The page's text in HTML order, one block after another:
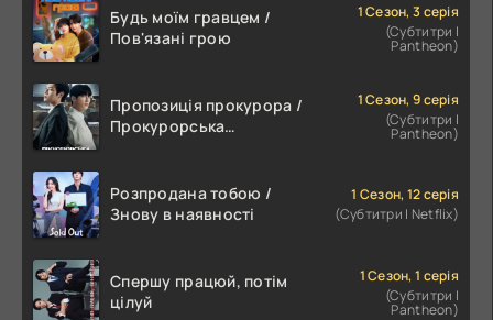
Будь моїм гравцем /
Пов'язані грою
1 Сезон, 3 серія
(Субтитри |
Pantheon)
Пропозиція прокурора /
Прокурорська
1 Сезон, 9 серія
(Субтитри |
Pantheon)
Розпродана тобою /
Знову в наявності
1 Сезон, 12 серія
(Субтитри | Netflix)
Спершу працюй, потім
цілуй
1 Сезон, 1 серія
(Субтитри |
Pantheon)